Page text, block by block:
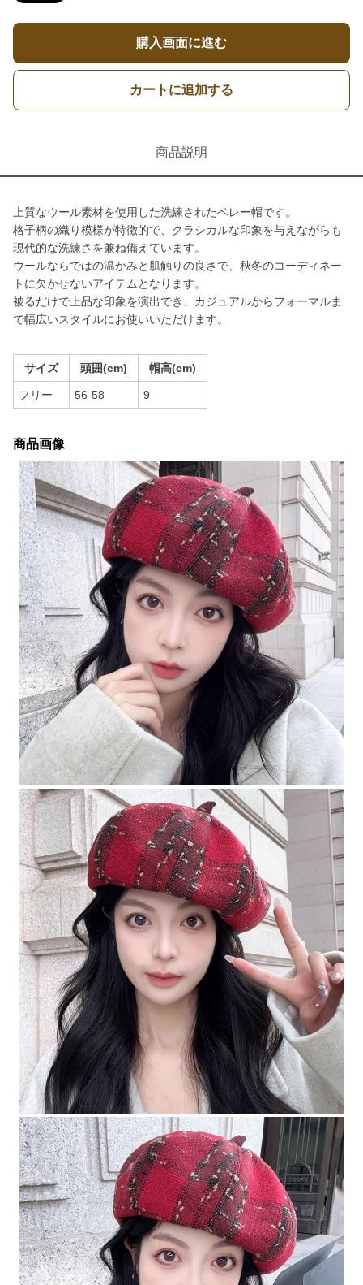
購入画面に進む
カートに追加する
商品説明
上質なウール素材を使用した洗練されたベレー帽です。
格子柄の織り模様が特徴的で、クラシカルな印象を与えながらも
現代的な洗練さを兼ね備えています。
ウールならではの温かみと肌触りの良さで、秋冬のコーディネー
トに欠かせないアイテムとなります。
被るだけで上品な印象を演出でき、カジュアルからフォーマルま
で幅広いスタイルにお使いいただけます。
サイズ 頭囲(cm) 帽高(cm)
フリー 56-58 9
商品画像